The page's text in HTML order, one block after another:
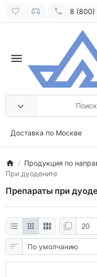
8 (800)
Доставка по Москве
Продукция по
При дуодените
Препараты при